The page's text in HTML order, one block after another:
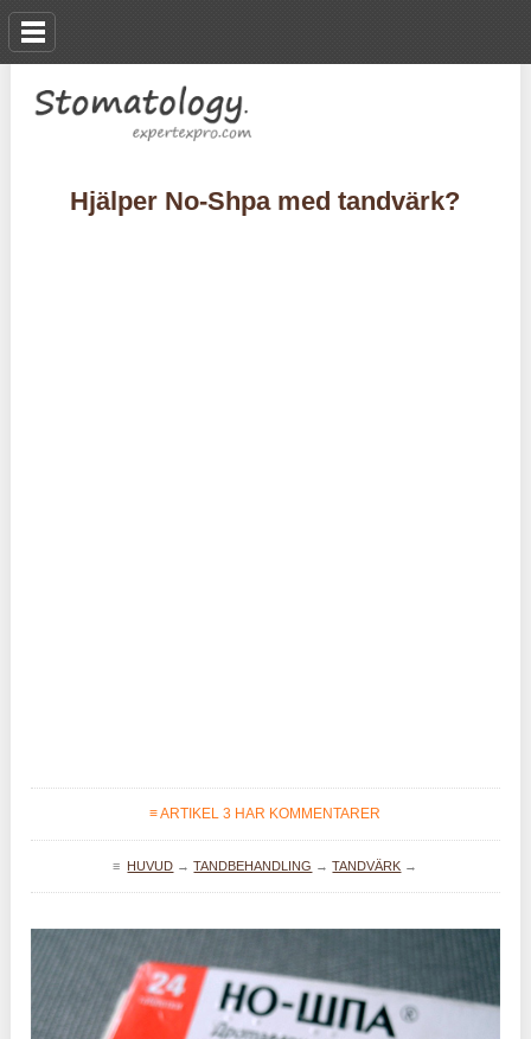
Hjälper No-Shpa med tandvärk?
≡ ARTIKEL 3 HAR KOMMENTARER
≡ HUVUD →TANDBEHANDLING →TANDVÄRK →